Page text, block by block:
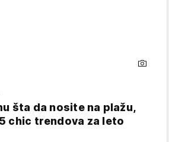
šta da nosite na plažu,
chic trendova za leto